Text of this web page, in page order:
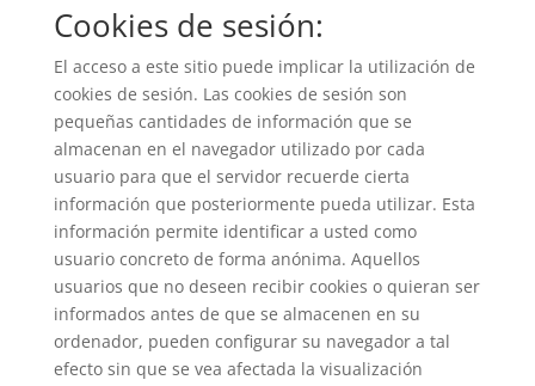
Cookies de sesión:
El acceso a este sitio puede implicar la utilización de
cookies de sesión. Las cookies de sesión son
pequeñas cantidades de información que se
almacenan en el navegador utilizado por cada
usuario para que el servidor recuerde cierta
información que posteriormente pueda utilizar. Esta
información permite identificar a usted como
usuario concreto de forma anónima. Aquellos
usuarios que no deseen recibir cookies o quieran ser
informados antes de que se almacenen en su
ordenador, pueden configurar su navegador a tal
efecto sin que se vea afectada la visualización